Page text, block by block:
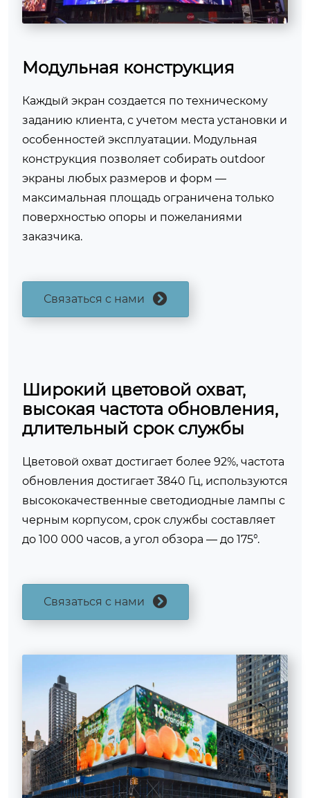
Модульная конструкция
Каждый экран создается по техническому
заданию клиента, с учетом места установки и
особенностей эксплуатации. Модульная
конструкция позволяет собирать outdoor
экраны любых размеров и форм —
максимальная площадь ограничена только
поверхностью опоры и пожеланиями
заказчика.
Связаться с нами
Широкий цветовой охват,
высокая частота обновления,
длительный срок службы
Цветовой охват достигает более 92%, частота
обновления достигает 3840 Гц, используются
высококачественные светодиодные лампы с
черным корпусом, срок службы составляет
до 100 000 часов, а угол обзора — до 175°.
Связаться с нами